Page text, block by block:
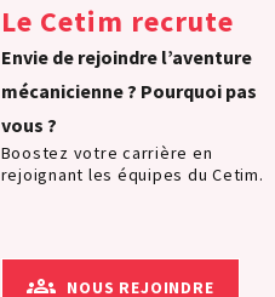
Le Cetim recrute
Envie de rejoindre l’aventure
mécanicienne ? Pourquoi pas
vous ?
Boostez votre carrière en
rejoignant les équipes du Cetim.
NOUS REJOINDRE